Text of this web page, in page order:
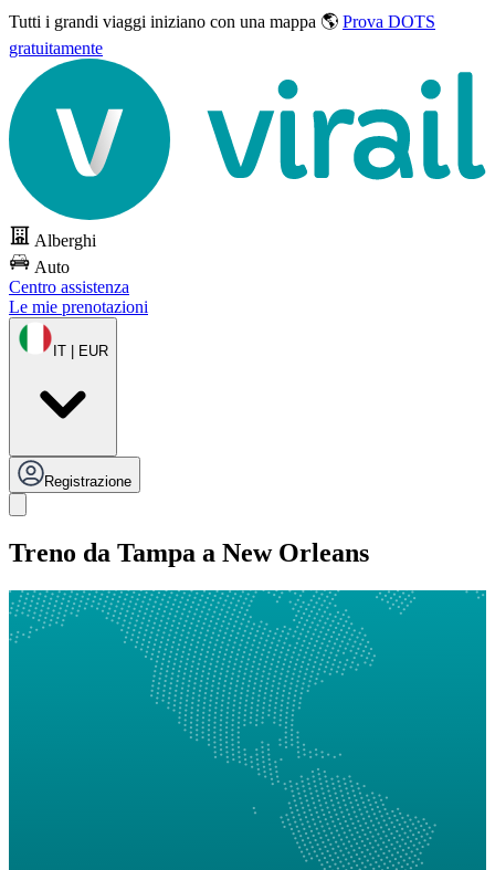
Tutti i grandi viaggi iniziano con una mappa 🌎 Prova DOTS
gratuitamente
Alberghi
Auto
Centro assistenza
Le mie prenotazioni
IT | EUR
Registrazione
Treno da Tampa a New Orleans